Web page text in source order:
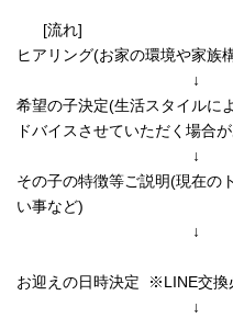
[流れ]
ヒアリング(お家の環境や家族
↓
希望の子決定(生活スタイルに
ドバイスさせていただく場合
↓
その子の特徴等ご説明(現在の
い事など)
↓
お迎えの日時決定 ※LINE交換
↓